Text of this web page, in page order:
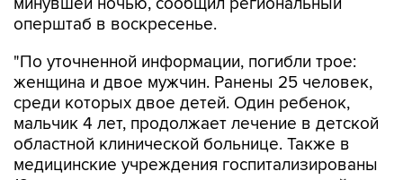
"По уточненной информации, погибли трое:
среди которых двое детей. Один ребенок,
мальчик 4 лет, продолжает лечение в детской
областной клинической больнице. Также в
медицинские учреждения госпитализированы
12 взрослых, один из них находится в крайне
тяжелом состоянии", - говорится в сообщении.